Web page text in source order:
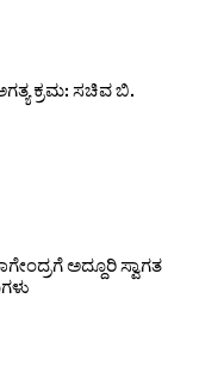
ಕ್ರಮ: ಸಚಿವ ಬಿ.
ಅದ್ದೂರಿ ಸ್ವಾಗತ